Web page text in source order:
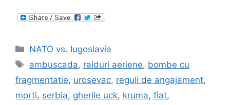
Categories
NATO vs. Iugoslavia
Tags
ambuscada, raiduri aeriene, bombe cu
fragmentatie, urosevac, reguli de angajament,
morti, serbia, gherile uck, kruma, fiat,